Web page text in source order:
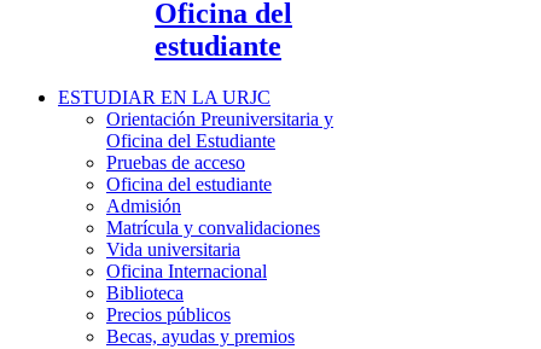
Oficina del
estudiante
ESTUDIAR EN LA URJC
Orientación Preuniversitaria y
Oficina del Estudiante
Pruebas de acceso
Oficina del estudiante
Admisión
Matrícula y convalidaciones
Vida universitaria
Oficina Internacional
Biblioteca
Precios públicos
Becas, ayudas y premios